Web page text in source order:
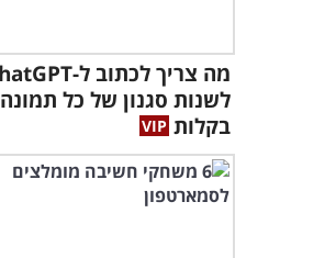
לשנות סגנון של כל תמונה
בקלות